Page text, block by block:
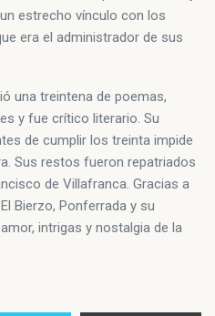
estrecho vínculo con los
era el administrador de sus
una treintena de poemas,
y fue crítico literario. Su
de cumplir los treinta impide
Sus restos fueron repatriados
de Villafranca. Gracias a
Bierzo, Ponferrada y su
intrigas y nostalgia de la